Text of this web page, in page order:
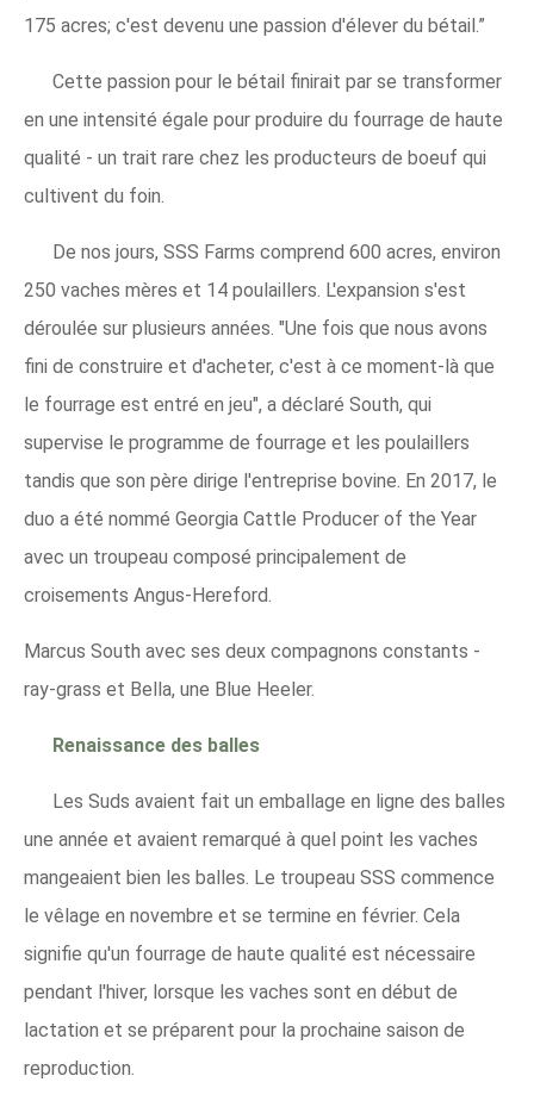
175 acres; c'est devenu une passion d'élever du bétail.”
Cette passion pour le bétail finirait par se transformer
en une intensité égale pour produire du fourrage de haute
qualité - un trait rare chez les producteurs de boeuf qui
cultivent du foin.
De nos jours, SSS Farms comprend 600 acres, environ
250 vaches mères et 14 poulaillers. L'expansion s'est
déroulée sur plusieurs années. "Une fois que nous avons
fini de construire et d'acheter, c'est à ce moment-là que
le fourrage est entré en jeu", a déclaré South, qui
supervise le programme de fourrage et les poulaillers
tandis que son père dirige l'entreprise bovine. En 2017, le
duo a été nommé Georgia Cattle Producer of the Year
avec un troupeau composé principalement de
croisements Angus-Hereford.
Marcus South avec ses deux compagnons constants -
ray-grass et Bella, une Blue Heeler.
Renaissance des balles
Les Suds avaient fait un emballage en ligne des balles
une année et avaient remarqué à quel point les vaches
mangeaient bien les balles. Le troupeau SSS commence
le vêlage en novembre et se termine en février. Cela
signifie qu'un fourrage de haute qualité est nécessaire
pendant l'hiver, lorsque les vaches sont en début de
lactation et se préparent pour la prochaine saison de
reproduction.